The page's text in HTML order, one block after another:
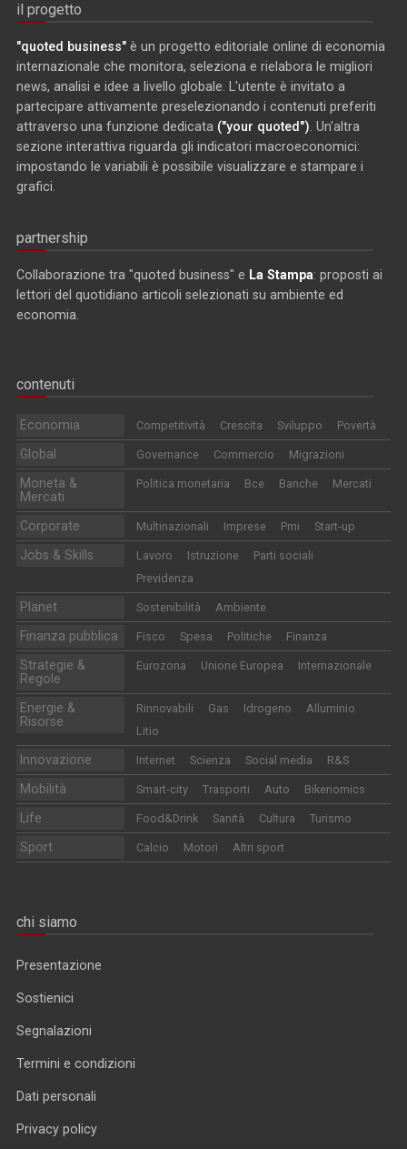
il progetto
"quoted business" è un progetto editoriale online di economia
internazionale che monitora, seleziona e rielabora le migliori
news, analisi e idee a livello globale. L'utente è invitato a
partecipare attivamente preselezionando i contenuti preferiti
attraverso una funzione dedicata ("your quoted"). Un'altra
sezione interattiva riguarda gli indicatori macroeconomici:
impostando le variabili è possibile visualizzare e stampare i
grafici.
partnership
Collaborazione tra "quoted business" e La Stampa: proposti ai
lettori del quotidiano articoli selezionati su ambiente ed
economia.
contenuti
Economia Competitività Crescita Sviluppo Povertà
Global Governance Commercio Migrazioni
Moneta &
Mercati
Politica monetaria Bce Banche Mercati
Corporate Multinazionali Imprese Pmi Start-up
Jobs & Skills Lavoro Istruzione
Parti sociali
Previdenza
Planet Sostenibilità Ambiente
Finanza pubblica Fisco Spesa Politiche Finanza
Strategie &
Regole
Eurozona Unione Europea Internazionale
Energie &
Risorse
Rinnovabili Gas Idrogeno
Alluminio
Litio
Innovazione Internet Scienza Social media R&S
Mobilità Smart-city Trasporti Auto Bikenomics
Life Food&Drink Sanità Cultura Turismo
Sport Calcio Motori Altri sport
chi siamo
Presentazione
Sostienici
Segnalazioni
Termini e condizioni
Dati personali
Privacy policy